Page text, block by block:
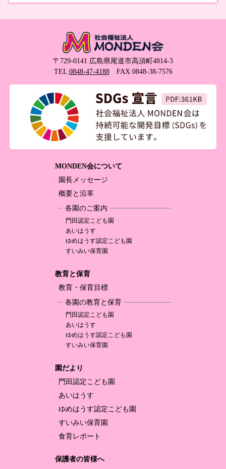
〒729-0141 広島県尾道市高須町4814-3
TEL 0848-47-4188FAX 0848-38-7576
MONDEN会について
園長メッセージ
概要と沿革
各園のご案内
門田認定 こども園
あいはうす
ゆめはうす認定 こども園
すいみい保育園
教育と保育
教育・保育目標
各園の教育と保育
門田認定 こども園
あいはうす
ゆめはうす認定 こども園
すいみい保育園
園だより
門田認定 こども園
あいはうす
ゆめはうす認定 こども園
すいみい保育園
食育レポート
保護者の皆様へ